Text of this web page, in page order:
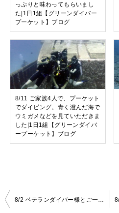
っぷりと味わってもらいまし
た|1日1組【グリーンダイバー
プーケット】ブログ
8/11 ご家族4人で、プーケット
でダイビング。青く澄んだ海で
ウミガメなどを見ていただきま
した|1日1組【グリーンダイバ
ープーケット】ブログ
投